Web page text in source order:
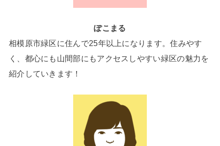
ぽこまる
相模原市緑区に住んで25年以上になります。住みやす
く、都心にも山間部にもアクセスしやすい緑区の魅力を
紹介していきます！